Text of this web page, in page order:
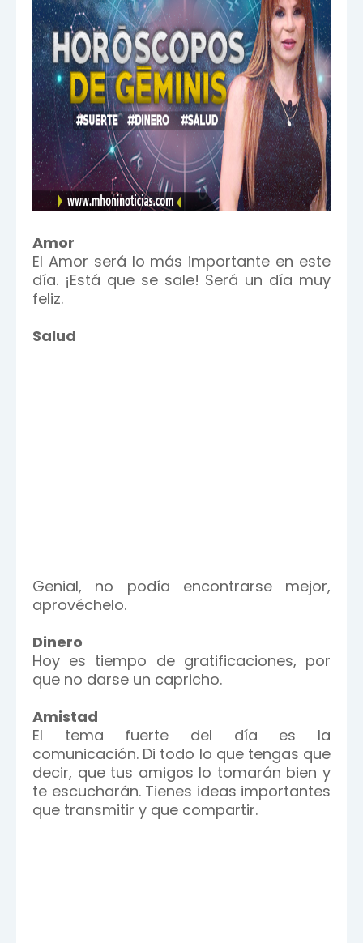
Amor
El Amor será lo más importante en este
día. ¡Está que se sale! Será un día muy
feliz.
Salud
Genial, no podía encontrarse mejor,
aprovéchelo.
Dinero
Hoy es tiempo de gratificaciones, por
que no darse un capricho.
Amistad
El tema fuerte del día es la
comunicación. Di todo lo que tengas que
decir, que tus amigos lo tomarán bien y
te escucharán. Tienes ideas importantes
que transmitir y que compartir.